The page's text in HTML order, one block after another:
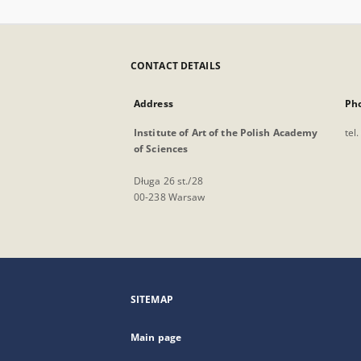
CONTACT DETAILS
Address
Institute of Art of the Polish Academy
of Sciences
Długa 26 st./28
00-238 Warsaw
tel.
SITEMAP
Main page